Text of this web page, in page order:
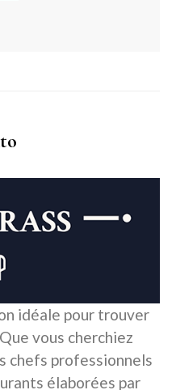
idéale pour trouver
vous cherchiez
chefs professionnels
élaborées par